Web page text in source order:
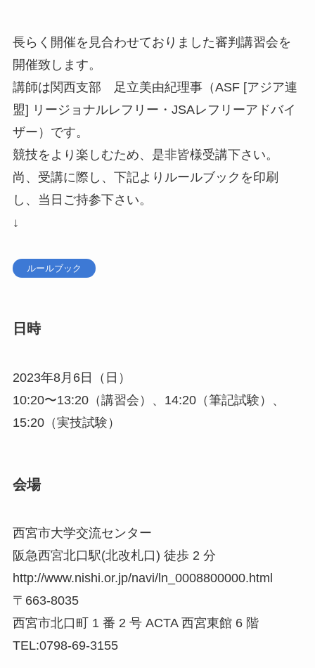
長らく開催を見合わせておりました審判講習会を
開催致します。
講師は関西支部 足立美由紀理事（ASF [アジア連
盟] リージョナルレフリー・JSAレフリーアドバイ
ザー）です。
競技をより楽しむため、是非皆様受講下さい。
尚、受講に際し、下記よりルールブックを印刷
し、当日ご持参下さい。
↓
ルールブック
日時
2023年8月6日（日）
10:20〜13:20（講習会）、14:20（筆記試験）、
15:20（実技試験）
会場
西宮市大学交流センター
阪急西宮北口駅(北改札口) 徒歩 2 分
http://www.nishi.or.jp/navi/ln_0008800000.html
〒663-8035
西宮市北口町 1 番 2 号 ACTA 西宮東館 6 階
TEL:0798-69-3155